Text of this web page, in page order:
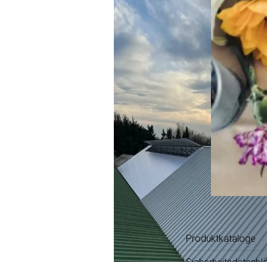
Produktkataloge